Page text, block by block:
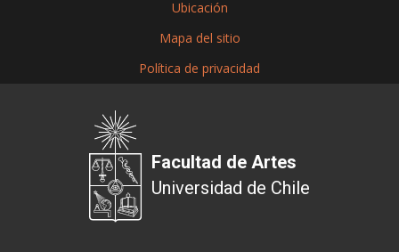
Ubicación
Mapa del sitio
Política de privacidad
Facultad de Artes
Universidad de Chile